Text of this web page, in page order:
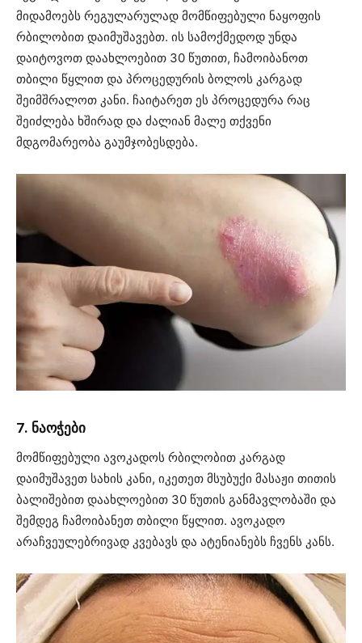
მიდამოებს რეგულარულად მომწიფებული ნაყოფის
რბილობით დაიმუშავებთ. ის სამოქმედოდ უნდა
დაიტოვოთ დაახლოებით 30 წუთით, ჩამოიბანოთ
თბილი წყლით და პროცედურის ბოლოს კარგად
შეიმშრალოთ კანი. ჩაიტარეთ ეს პროცედურა რაც
შეიძლება ხშირად და ძალიან მალე თქვენი
მდგომარეობა გაუმჯობესდება.
7. ნაოჭები
მომწიფებული ავოკადოს რბილობით კარგად
დაიმუშავეთ სახის კანი, იკეთეთ მსუბუქი მასაჟი თითის
ბალიშებით დაახლოებით 30 წუთის განმავლობაში და
შემდეგ ჩამოიბანეთ თბილი წყლით. ავოკადო
არაჩვეულებრივად კვებავს და ატენიანებს ჩვენს კანს.